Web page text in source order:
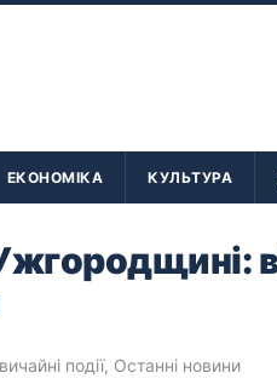
ЕКОНОМІКА КУЛЬТУРА
події, Останні новини